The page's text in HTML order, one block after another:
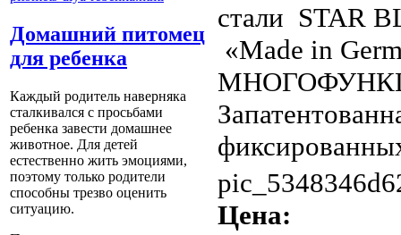
Домашний питомец
для ребенка
Каждый родитель наверняка
сталкивался с просьбами
ребенка завести домашнее
животное. Для детей
естественно жить эмоциями,
поэтому только родители
способны трезво оценить
ситуацию.
стали STAR
«Made in
Цена: